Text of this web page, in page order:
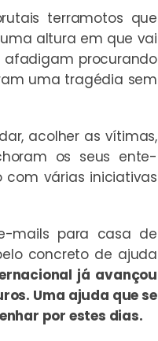
terramotos que
altura em que vai
procurando
uma tragédia sem
acolher as vítimas,
os seus ente-
com várias iniciativas
mails para casa de
concreto de ajuda
já avançou
Uma ajuda que se
por estes dias.